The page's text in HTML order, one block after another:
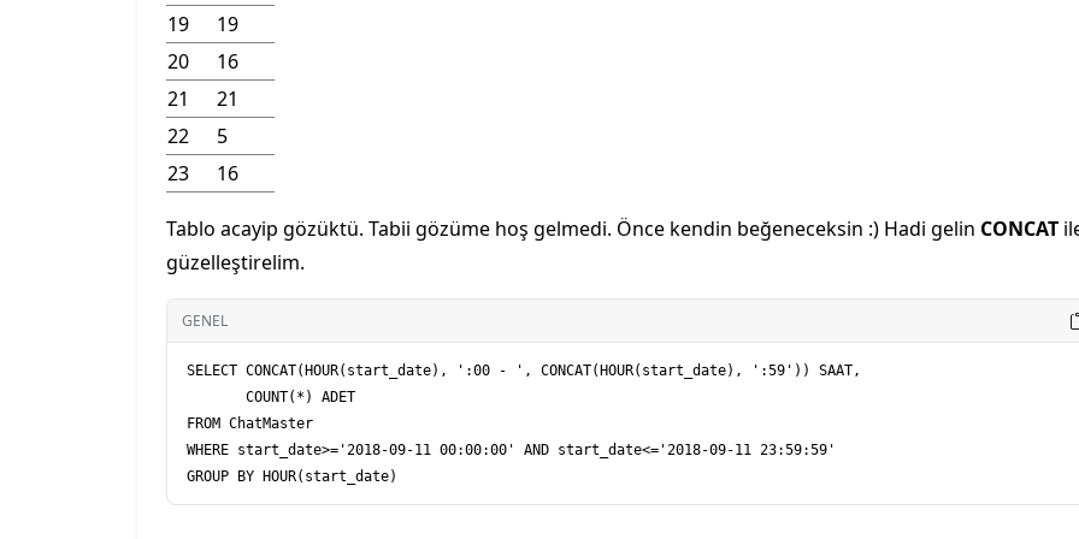
19
19
20
16
21
21
22
5
23
16
Tablo acayip gözüktü. Tabii gözüme hoş gelmedi. Önce kendin beğeneceksin :) Hadi gelin CONCAT
güzelleştirelim.
GENEL
SELECT CONCAT(HOUR(start_date), ':00 - ', CONCAT(HOUR(start_date), ':59')) SAAT,
FROM ChatMaster
WHERE start_date>='2018-09-11 00:00:00' AND start_date<='2018-09-11 23:59:59'